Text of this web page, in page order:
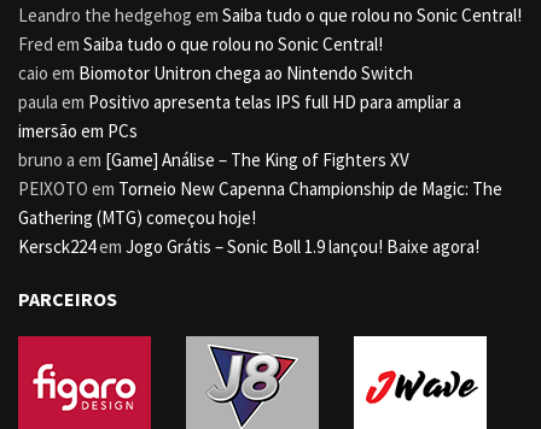
Leandro the hedgehog em Saiba tudo o que rolou no Sonic Central!
Fred em Saiba tudo o que rolou no Sonic Central!
caio em Biomotor Unitron chega ao Nintendo Switch
paula em Positivo apresenta telas IPS full HD para ampliar a
imersão em PCs
bruno a em [Game] Análise – The King of Fighters XV
PEIXOTO em Torneio New Capenna Championship de Magic: The
Gathering (MTG) começou hoje!
Kersck224em Jogo Grátis – Sonic Boll 1.9 lançou! Baixe agora!
PARCEIROS